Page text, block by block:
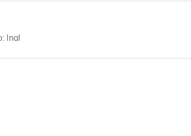
Inal